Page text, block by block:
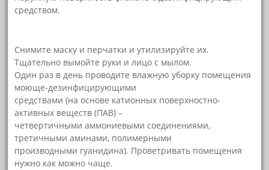
средством.
Снимите маску и перчатки и утилизируйте их.
Тщательно вымойте руки и лицо с мылом.
Один раз в день проводите влажную уборку помещения
моюще-дезинфицирующими
средствами (на основе катионных поверхностно-
активных веществ (ПАВ) –
четвертичными аммониевыми соединениями,
третичными аминами, полимерными
производными гуанидина). Проветривать помещения
нужно как можно чаще.